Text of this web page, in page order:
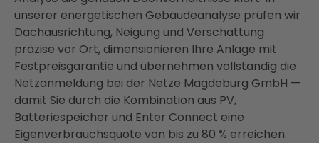
unserer energetischen Gebäudeanalyse prüfen wir
Dachausrichtung, Neigung und Verschattung
präzise vor Ort, dimensionieren Ihre Anlage mit
Festpreisgarantie und übernehmen vollständig die
Netzanmeldung bei der Netze Magdeburg GmbH —
damit Sie durch die Kombination aus PV,
Batteriespeicher und Enter Connect eine
Eigenverbrauchsquote von bis zu 80 % erreichen.